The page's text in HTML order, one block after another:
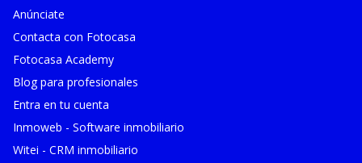
Anúnciate
Contacta con Fotocasa
Fotocasa Academy
Blog para profesionales
Entra en tu cuenta
Inmoweb - Software inmobiliario
Witei - CRM inmobiliario